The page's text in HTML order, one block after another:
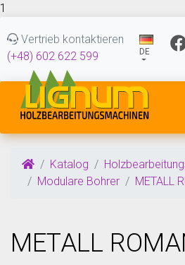
1
Vertrieb kontaktieren
(+48) 602 622 599
DE
Katalog
Modulare Bohrer
METALL
METALL